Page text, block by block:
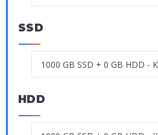
SSD
HDD